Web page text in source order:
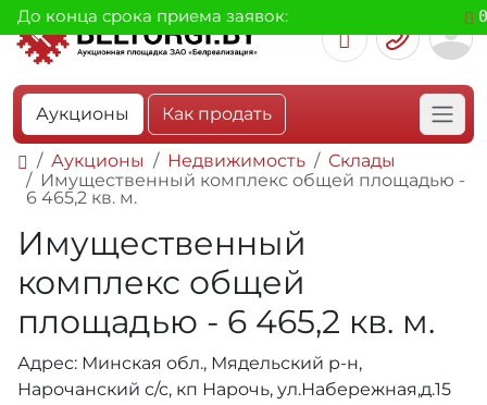
Аукционы Как продать
Аукционы Недвижимость
Склады
Имущественный комплекс общей площадью -
6 465,2 кв. м.
Имущественный
комплекс общей
площадью - 6 465,2 кв. м.
Адрес: Минская обл., Мядельский р-н,
Нарочанский с/с, кп Нарочь, ул.Набережная,д.15
До конца срока приема заявок: